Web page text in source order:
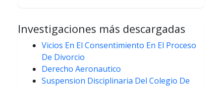
Investigaciones más descargadas
Vicios En El Consentimiento En El Proceso
De Divorcio
Derecho Aeronautico
Suspension Disciplinaria Del Colegio De